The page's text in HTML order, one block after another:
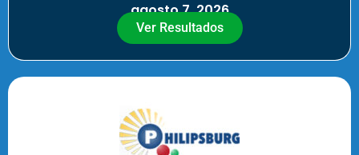
agosto 7, 2026
Ver Resultados